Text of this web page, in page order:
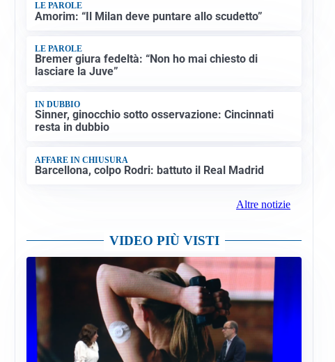
LE PAROLE
Amorim: “Il Milan deve puntare allo scudetto”
LE PAROLE
Bremer giura fedeltà: “Non ho mai chiesto di
lasciare la Juve”
IN DUBBIO
Sinner, ginocchio sotto osservazione: Cincinnati
resta in dubbio
AFFARE IN CHIUSURA
Barcellona, colpo Rodri: battuto il Real Madrid
Altre notizie
VIDEO PIÙ VISTI